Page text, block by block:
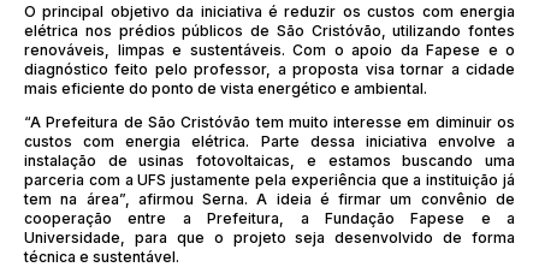
O principal objetivo da iniciativa é reduzir os custos com energia
elétrica nos prédios públicos de São Cristóvão, utilizando fontes
renováveis, limpas e sustentáveis. Com o apoio da Fapese e o
diagnóstico feito pelo professor, a proposta visa tornar a cidade
mais eficiente do ponto de vista energético e ambiental.
“A Prefeitura de São Cristóvão tem muito interesse em diminuir os
custos com energia elétrica. Parte dessa iniciativa envolve a
instalação de usinas fotovoltaicas, e estamos buscando uma
parceria com a UFS justamente pela experiência que a instituição já
tem na área”, afirmou Serna. A ideia é firmar um convênio de
cooperação entre a Prefeitura, a Fundação Fapese e a
Universidade, para que o projeto seja desenvolvido de forma
técnica e sustentável.